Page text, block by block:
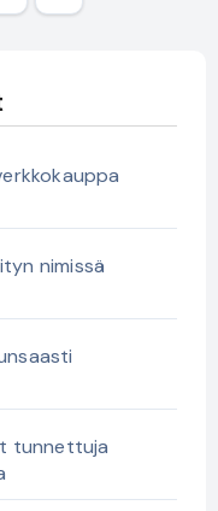
nimissä
tunnettuja